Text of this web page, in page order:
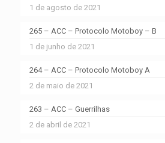
1 de agosto de 2021
265 – ACC – Protocolo Motoboy – B
1 de junho de 2021
264 – ACC – Protocolo Motoboy A
2 de maio de 2021
263 – ACC – Guerrilhas
2 de abril de 2021